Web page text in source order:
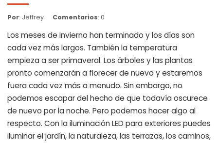
Por: Jeffrey Comentarios: 0
Los meses de invierno han terminado y los días son
cada vez más largos. También la temperatura
empieza a ser primaveral. Los árboles y las plantas
pronto comenzarán a florecer de nuevo y estaremos
fuera cada vez más a menudo. Sin embargo, no
podemos escapar del hecho de que todavía oscurece
de nuevo por la noche. Pero podemos hacer algo al
respecto. Con la iluminación LED para exteriores puedes
iluminar el jardín, la naturaleza, las terrazas, los caminos,